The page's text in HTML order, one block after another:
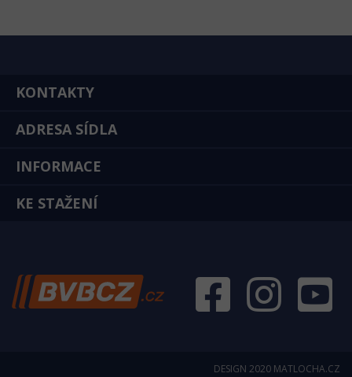
KONTAKTY
ADRESA SÍDLA
INFORMACE
KE STAŽENÍ
DESIGN 2020 MATLOCHA.CZ